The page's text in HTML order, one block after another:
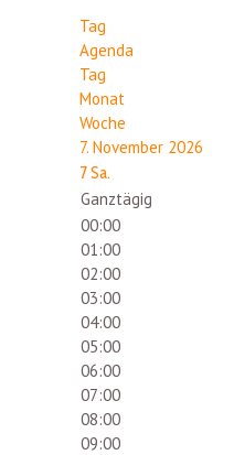
Tag
Agenda
Tag
Monat
Woche
7. November 2026
7Sa.
Ganztägig
00:00
01:00
02:00
03:00
04:00
05:00
06:00
07:00
08:00
09:00